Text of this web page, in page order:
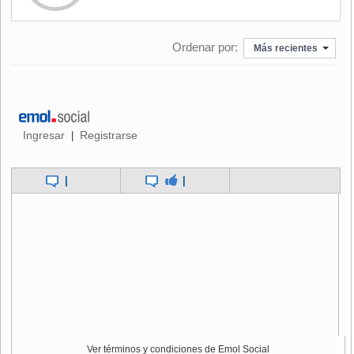
lo que se nos quitó en un período excepcionalmente
complejo para la empresa, pero que hoy es muy diferente".
el escenario es drásticamente diferente
la empresa prevé un Ebitda de US$2.003 millones y hacia
el 2026, un acumulado de US$10.166 millones.
Asimismo, indicó que "nosotros, desde agosto, cuando la
empresa nos invitó a negociar de manera anticipada, y a
Ordenar por: Más recientes
Ingresar Registrarse
Ver términos y condiciones de Emol Social